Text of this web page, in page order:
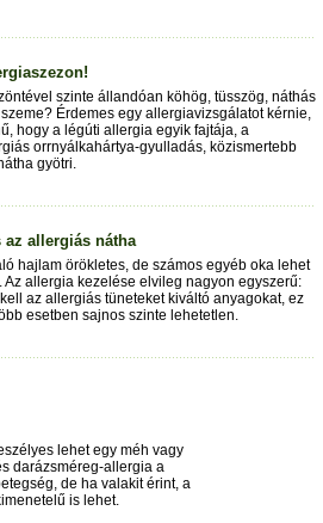
szinte állandóan köhög, tüsszög, náthás
Érdemes egy allergiavizsgálatot kérnie,
hogy a légúti allergia egyik fajtája, a
orrnyálkahártya-gyulladás, közismertebb
gyötri.
az allergiás nátha
hajlam örökletes, de számos egyéb oka lehet
Az allergia kezelése elvileg nagyon egyszerű:
az allergiás tüneteket kiváltó anyagokat, ez
esetben sajnos szinte lehetetlen.
lehet egy méh vagy
darázsméreg-allergia a
de ha valakit érint, a
is lehet.